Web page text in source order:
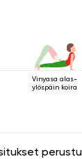
Vinyasa alas-
ylöspäin koira